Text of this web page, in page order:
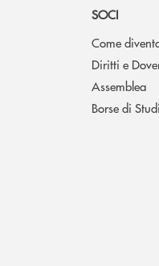
SOCI
Come
Diritti e
Assemblea
Borse di